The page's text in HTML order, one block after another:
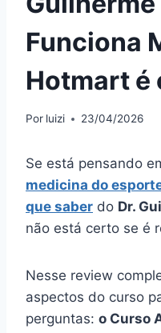
Funciona
Hotmart é
Por luizi 23/04/2026
Se está pensando
medicina do
que saber do Dr.
não está certo se é
Nesse review
aspectos do curso
perguntas: o Curso